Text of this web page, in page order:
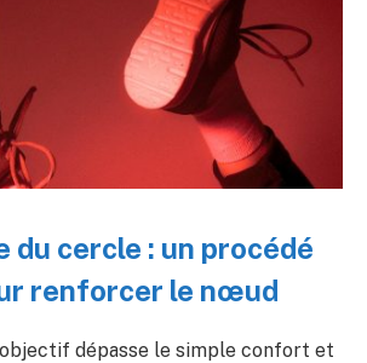
du cercle : un procédé
renforcer le nœud
dépasse le simple confort et